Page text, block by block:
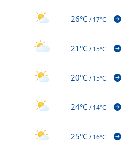
26°C/17°C
21°C/15°C
20°C/15°C
24°C/14°C
25°C/16°C